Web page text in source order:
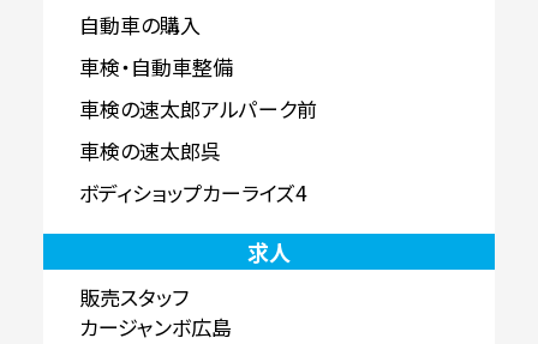
自動車の購入
車検・自動車整備
車検の速太郎アルパーク前
車検の速太郎呉
ボディショップカーライズ4
求人
販売スタッフ
カージャンボ広島